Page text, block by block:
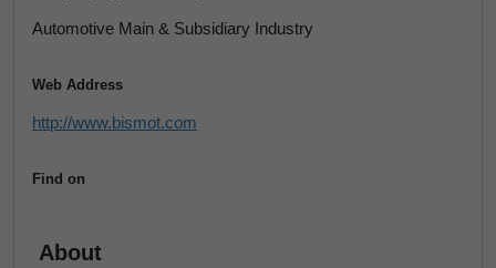
Automotive Main & Subsidiary Industry
Web Address
http://www.bismot.com
Find on
About